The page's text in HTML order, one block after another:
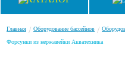
Главная / Оборудование бассейнов /
Форсунки из нержавейки Акватехника